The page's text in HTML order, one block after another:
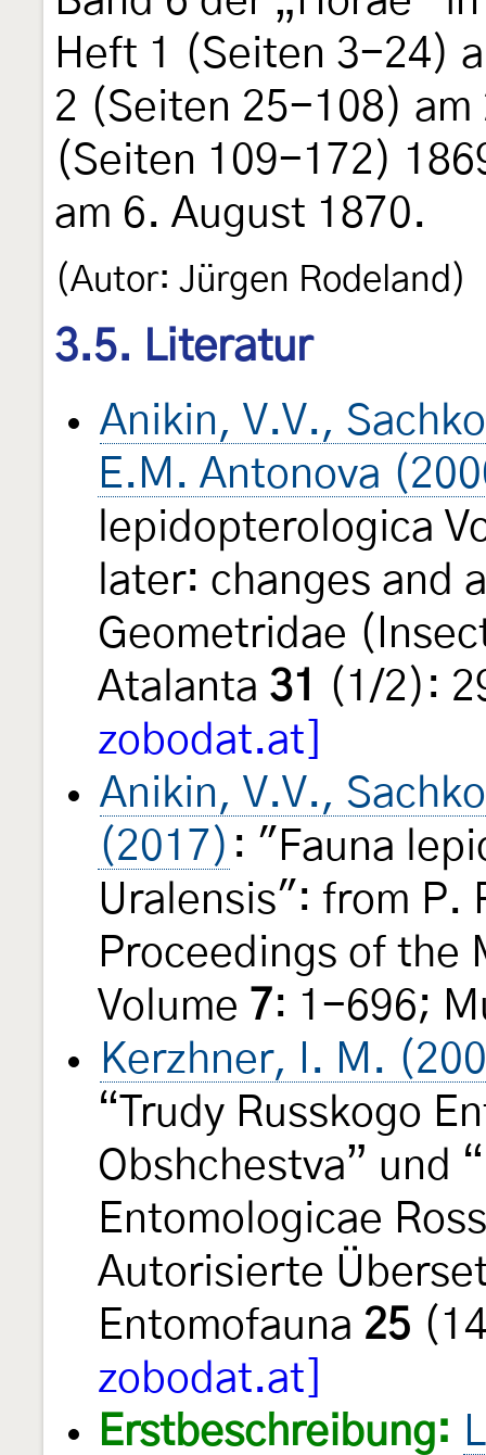
Heft 1 (Seiten 3-24)
2 (Seiten 25-108)
(Seiten 109-172)
am 6. August 1870.
(Autor: Jürgen Rodeland)
3.5. Literatur
Anikin, V.V.,
E.M. Antonova
lepidopterologica
later: changes and
Geometridae
Atalanta 31
(1/2):
zobodat.at]
Anikin, V.V.,
(2017) : "Fauna
Uralensis": from P.
Proceedings of the
Volume 7: 1-696;
Kerzhner, I. M.
“Trudy Russkogo
Obshchestva” und
Entomologicae
Autorisierte
Entomofauna 25
zobodat.at]
Erstbeschreibung: